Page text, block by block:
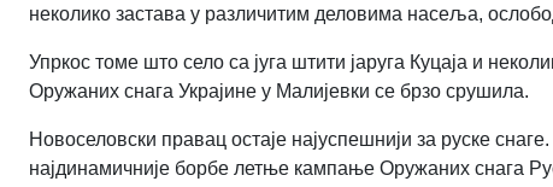
неколико застава у различитим деловима насеља,
Упркос томе што село са југа штити јаруга Куцаја и
Оружаних снага Украјине у Малијевки се брзо срушила.
Новоселовски правац остаје најуспешнији за руске
најдинамичније борбе летње кампање Оружаних снага